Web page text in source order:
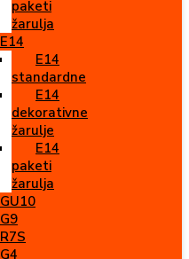
paketi
žarulja
E14
E14
standardne
E14
dekorativne
žarulje
E14
paketi
žarulja
GU10
G9
R7S
G4